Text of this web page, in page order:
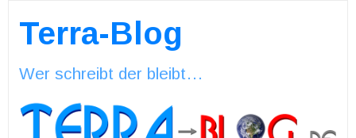
Terra-Blog
Wer schreibt der bleibt…